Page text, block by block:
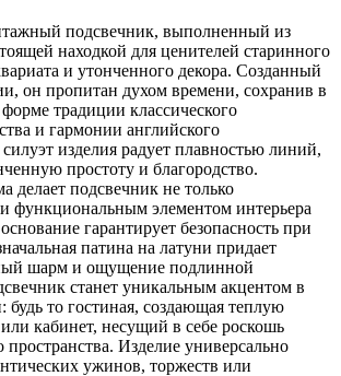
подсвечник, выполненный из
находкой для ценителей старинного
и утонченного декора. Созданный
он пропитан духом времени, сохранив в
традиции классического
и гармонии английского
изделия радует плавностью линий,
простоту и благородство.
делает подсвечник не только
функциональным элементом интерьера
гарантирует безопасность при
патина на латуни придает
шарм и ощущение подлинной
станет уникальным акцентом в
то гостиная, создающая теплую
кабинет, несущий в себе роскошь
пространства. Изделие универсально
ужинов, торжеств или